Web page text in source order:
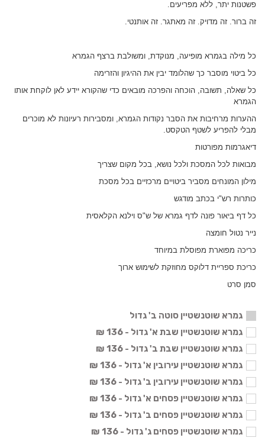
פשטנות יתר, ללא מפריעים.
זה ברור. זה מדויק. זה מאתגר. זה אותנטי.
כל מילה בגמרא מופיעה, מנוקדת, ומשולבת ברצף הגמרא
כל ביטוי מוסבר כך שהלומד יבין את ההיגיון והזרימה
כל שאלה, תשובה, הוכחה והפרכה מובאים כדי שהקורא יידע לאן לוקחת אותו
הגמרא
ההערות מרחיבות את הסבר נקודות הגמרא, ומסבירות רעיונות לא מוכרים
מבלי להפריע לשטף הטקסט.
דיאגרמות מפורטות
מבואות לכל המסכת ולכל נושא, בכל מקום שצריך
מילון המונחים מסביר ביטויים מרכזיים בכל מסכת
כותרות רש"י בכתב מודגש
כל דף ביאור פונה לדף גמרא של ש"ס וילנא הקלאסית
נייר נטול חומצה
כריכה מפוארת מפוסלת במיוחד
כריכת ספריית דלוקס מחוזקת לשימוש ארוך
סמן סרט
גמרא שוטנשטיין סוטה ב' גדול
גמרא שוטנשטיין שבת א' גדול - 136 ₪
גמרא שוטנשטיין שבת ב' גדול - 136 ₪
גמרא שוטנשטיין עירובין א' גדול - 136 ₪
גמרא שוטנשטיין עירובין ב' גדול - 136 ₪
גמרא שוטנשטיין פסחים א' גדול - 136 ₪
גמרא שוטנשטיין פסחים ב' גדול - 136 ₪
גמרא שוטנשטיין פסחים ג' גדול - 136 ₪